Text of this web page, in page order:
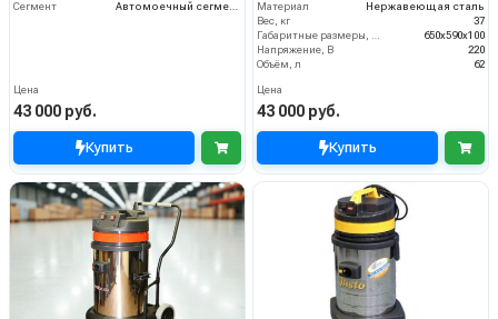
Сегмент
Цена
43 000 руб.
Купить
Материал
Нержавеющая сталь
Вес, кг
37
650х590х100
Напряжение, В
220
Объём, л
62
Цена
43 000 руб.
Купить